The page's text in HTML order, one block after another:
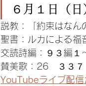
６月１日（
説教：「約束はなん
聖書：ルカによる福
交読詩編：９３編１
賛美歌：26　３３
YouTubeライブ配信